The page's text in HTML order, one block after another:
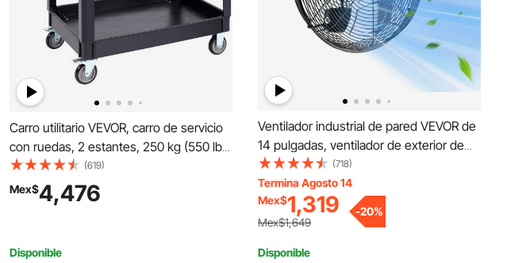
Carro utilitario VEVOR, carro de servicio
con ruedas, 2 estantes, 250 kg (550 lb),
de plástico resistente, con 2 ruedas
giratorias y 2 ruedas fijas, estante
grande con borde, asa de
(619)
Mex$4,476
Disponible
Ventilador industrial de pared VEVOR de
14 pulgadas, ventilador de exterior de
alta velocidad de 2473 CFM con 3
velocidades, resistente al agua IP44,
ventilador de pared para garaje con
aspas de aluminio para taller, almacén,
(718)
Termina Agosto 14
Mex$1,319
Mex$1,649
-20%
Disponible